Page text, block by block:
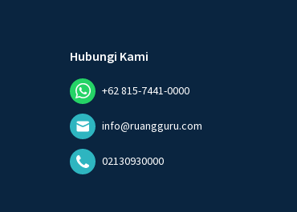
Hubungi Kami
+62 815-7441-0000
info@ruangguru.com
02130930000